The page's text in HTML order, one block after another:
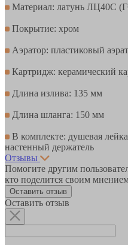
Материал: латунь ЛЦ40C
Покрытие: хром
Аэратор: пластиковый
Картридж: керамический
Длина излива: 135 мм
Длина шланга: 150 мм
В комплекте: душевая
настенный держатель
Отзывы
Помогите другим
кто поделится своим
Оставить отзыв
Оставить отзыв